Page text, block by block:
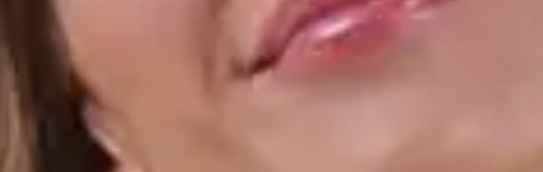
Descrição do produto
Combinando elegância e modernidade, a Saia Marialícia
promete autenticidade para o seu closet. Feita em jeans,
ela possui comprimento midi longo e modelagem evasê
com recortes verticais, que alongam o visual e valorizam